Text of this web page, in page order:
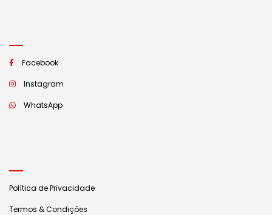
Facebook
Instagram
WhatsApp
Política de Privacidade
Termos & Condições